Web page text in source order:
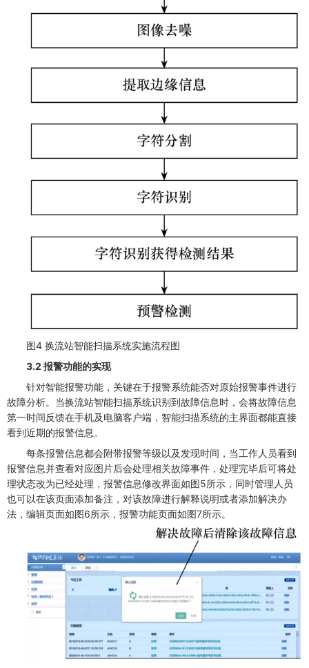
图4 换流站智能扫描系统实施流程图
3.2 报警功能的实现
针对智能报警功能，关键在于报警系统能否对原始报警事件进行
故障分析。当换流站智能扫描系统识别到故障信息时，会将故障信息
第一时间反馈在手机及电脑客户端，智能扫描系统的主界面都能直接
看到近期的报警信息。
每条报警信息都会附带报警等级以及发现时间，当工作人员看到
报警信息并查看对应图片后会处理相关故障事件，处理完毕后可将处
理状态改为已经处理，报警信息修改界面如图5所示，同时管理人员
也可以在该页面添加备注，对该故障进行解释说明或者添加解决办
法，编辑页面如图6所示，报警功能页面如图7所示。